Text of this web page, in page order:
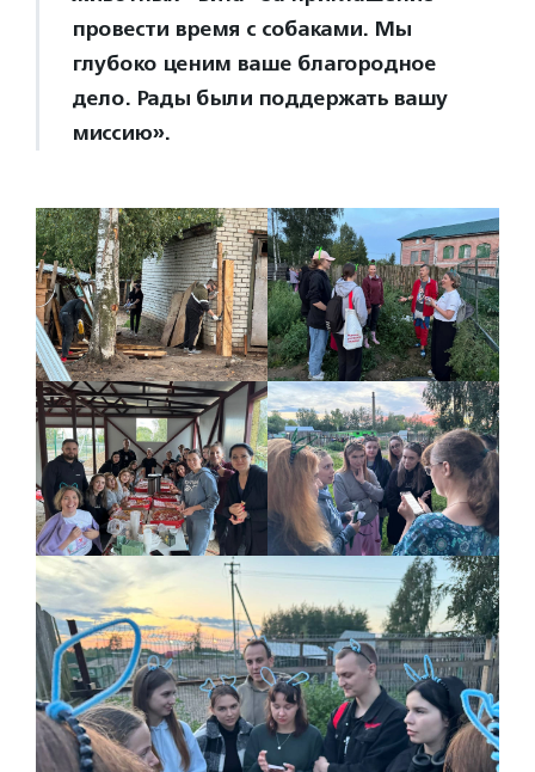
провести время с собаками. Мы
глубоко ценим ваше благородное
дело. Рады были поддержать вашу
миссию».